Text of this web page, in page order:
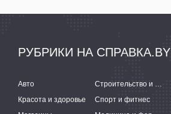
РУБРИКИ НА СПРАВКА.BY
Авто Строительство и ремонт
Красота и здоровье
Спорт и фитнес